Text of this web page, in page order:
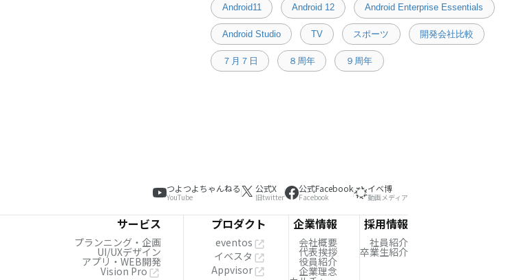
Android11 Android 12 Android Enterprise Essentials
Android Studio TV スポーツ 開発会社比較
７月７日 ８周年 ９周年
つよつよちゃんねる
YouTube
公式X
旧twitter
公式Facebook
Facebook
イベ博
動画メディア
サービス
プランニング・企画
UI/UXデザイン
アプリ・WEB開発
Vision Pro
プロダクト
eventos
イベスタ
Appvisor
企業情報
会社概要
代表挨拶
役員紹介
企業理念
採用情報
社員紹介
卒業生紹介